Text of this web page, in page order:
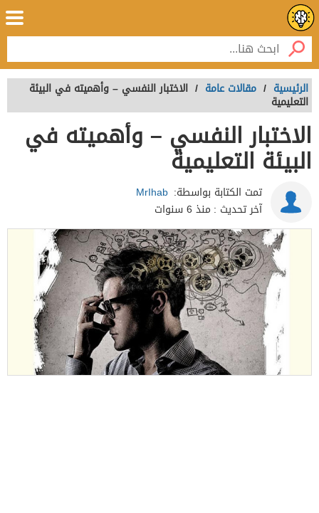
الرئيسية / مقالات عامة / الاختبار النفسي – وأهميته في البيئة
التعليمية
الاختبار النفسي – وأهميته في
البيئة التعليمية
تمت الكتابة بواسطة: MrIhab
آخر تحديث : منذ 6 سنوات